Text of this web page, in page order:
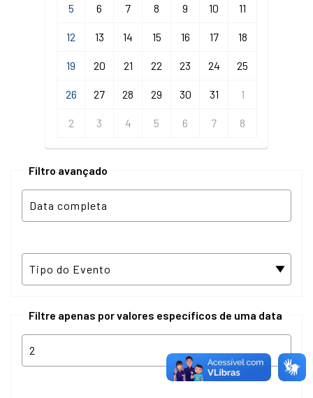
5 6 7 8 9 10 11
12 13 14 15 16 17 18
19 20 21 22 23 24 25
26 27 28 29 30 31 1
2 3 4 5 6 7 8
Filtro avançado
Filtre apenas por valores específicos de uma data